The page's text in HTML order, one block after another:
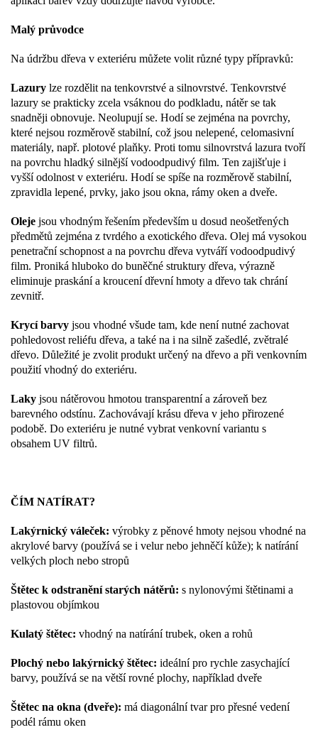
Malý průvodce
Na údržbu dřeva v exteriéru můžete volit různé typy přípravků:
Lazury lze rozdělit na tenkovrstvé a silnovrstvé. Tenkovrstvé
lazury se prakticky zcela vsáknou do podkladu, nátěr se tak
snadněji obnovuje. Neolupují se. Hodí se zejména na povrchy,
které nejsou rozměrově stabilní, což jsou nelepené, celomasivní
materiály, např. plotové plaňky. Proti tomu silnovrstvá lazura tvoří
na povrchu hladký silnější vodoodpudivý film. Ten zajišťuje i
vyšší odolnost v exteriéru. Hodí se spíše na rozměrově stabilní,
zpravidla lepené, prvky, jako jsou okna, rámy oken a dveře.
Oleje jsou vhodným řešením především u dosud neošetřených
předmětů zejména z tvrdého a exotického dřeva. Olej má vysokou
penetrační schopnost a na povrchu dřeva vytváří vodoodpudivý
film. Proniká hluboko do buněčné struktury dřeva, výrazně
eliminuje praskání a kroucení dřevní hmoty a dřevo tak chrání
zevnitř.
Krycí barvy jsou vhodné všude tam, kde není nutné zachovat
pohledovost reliéfu dřeva, a také na i na silně zašedlé, zvětralé
dřevo. Důležité je zvolit produkt určený na dřevo a při venkovním
použití vhodný do exteriéru.
Laky jsou nátěrovou hmotou transparentní a zároveň bez
barevného odstínu. Zachovávají krásu dřeva v jeho přirozené
podobě. Do exteriéru je nutné vybrat venkovní variantu s
obsahem UV filtrů.
ČÍM NATÍRAT?
Lakýrnický váleček: výrobky z pěnové hmoty nejsou vhodné na
akrylové barvy (používá se i velur nebo jehněčí kůže); k natírání
velkých ploch nebo stropů
Štětec k odstranění starých nátěrů: s nylonovými štětinami a
plastovou objímkou
Kulatý štětec: vhodný na natírání trubek, oken a rohů
Plochý nebo lakýrnický štětec: ideální pro rychle zasychající
barvy, používá se na větší rovné plochy, například dveře
Štětec na okna (dveře): má diagonální tvar pro přesné vedení
podél rámu oken